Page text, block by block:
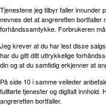
Tjenestene jeg tilbyr faller innunder
nevnes det at angreretten
forhåndssamtykke. Forbrukeren
Jeg krever at du har lest disse
har du gitt ditt uttrykkelige
din og at du samtidig erkjenner at
På side 10 i samme veileder
fullførte tjenester og digitalt
angreretten bortfaller.